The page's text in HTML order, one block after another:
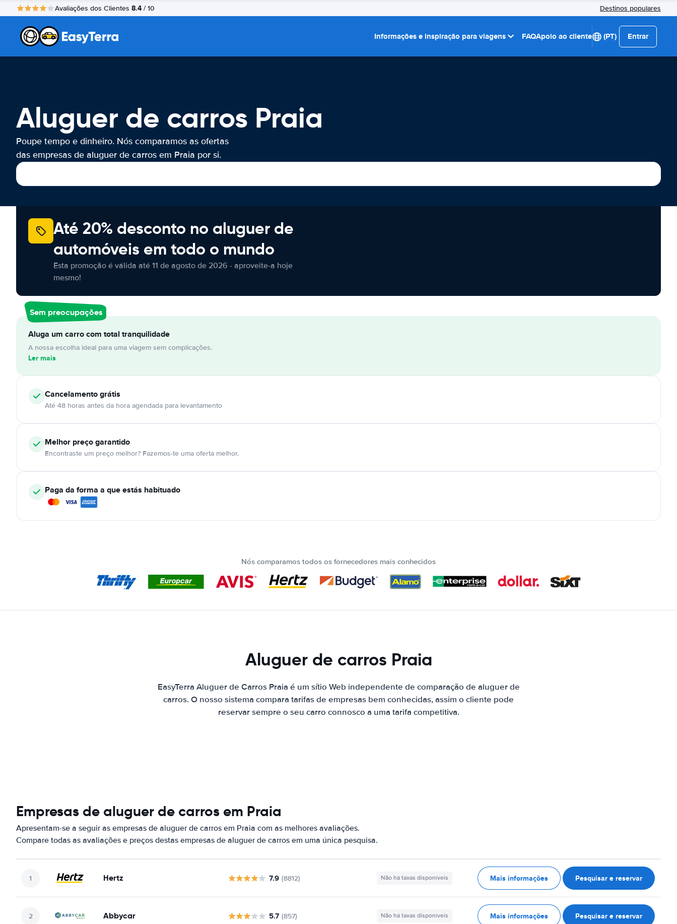
Avaliações dos Clientes 8.4 / 10 Destinos populares
Informações e inspiração para viagens FAQApoio ao cliente (PT) Entrar
Aluguer de carros Praia
Poupe tempo e dinheiro. Nós comparamos as ofertas
das empresas de aluguer de carros em Praia por si.
Até 20% desconto no aluguer de
automóveis em todo o mundo
Esta promoção é válida até 11 de agosto de 2026 - aproveite-a hoje
mesmo!
Sem preocupações
Aluga um carro com total tranquilidade
A nossa escolha ideal para uma viagem sem complicações.
Ler mais
Cancelamentográtis
Até 48 horas antes da hora agendada para levantamento
Melhor preço garantido
Encontraste um preço melhor? Fazemos-te uma oferta melhor.
Paga da forma a que estás habituado
Nós comparamos todos os fornecedores mais conhecidos
Aluguer de carros Praia
EasyTerra Aluguer de Carros Praia é um sítio Web independente de comparação de aluguer de
carros. O nosso sistema compara tarifas de empresas bem conhecidas, assim o cliente pode
reservar sempre o seu carro connosco a uma tarifa competitiva.
Empresas de aluguer de carros em Praia
Apresentam-se a seguir as empresas de aluguer de carros em Praia com as melhores avaliações.
Compare todas as avaliações e preços destas empresas de aluguer de carros em uma única pesquisa.
Hertz 7.9 (8812) Não há taxas disponíveis Mais informações Pesquisar e reservar
Abbycar 5.7 (857) Não há taxas disponíveis Mais informações Pesquisar e reservar